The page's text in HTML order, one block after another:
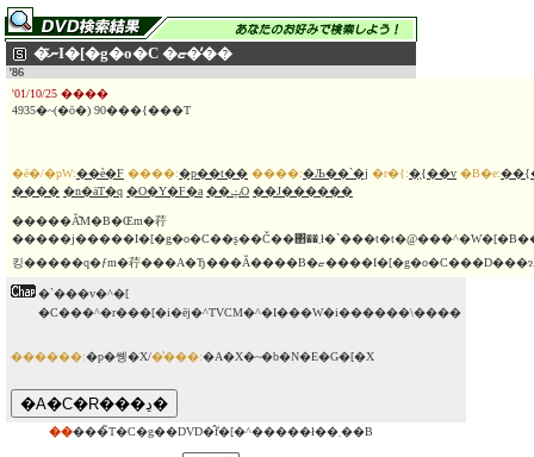
�ނ̃I�[�g�o�C �ޏ��̓�
'86
'01/10/25 ����
4935�~(�ō�) 90���{���T
�ē�/�ҏW:��ѐ�F ����:�p��t�� ����:�Љ��`�j �r�{:�֖{��v �B�e:
���� �n�ӓT�q �O�Y�F�a ��ݓO ��J������
�����Ă̐M�B�Œm�荇
�����j�����I�[�g�o�C��ʂ��Č��΂��܂ł�`���t�t�@���^�W�[�B���y��w�ɒʂ��I�̓I�[�g�o�C�ŐM�B�ɏo�����A�����ŕs�v�c�ȓ�������Y�
�`���v�^�[
�C���^�r���[�i�ēj�^TVCM�^�I���W�i������\����
������:�p�쏑�X/�̔���:�A�X�~�b�N�E�G�[�X
�� ���̃T�C�g��DVD�̂݃f�[�^�����ł��܂��B